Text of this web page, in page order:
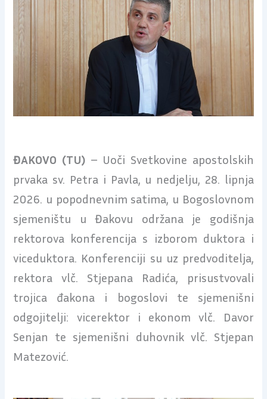
ĐAKOVO (TU) – Uoči Svetkovine apostolskih
prvaka sv. Petra i Pavla, u nedjelju, 28. lipnja
2026. u popodnevnim satima, u Bogoslovnom
sjemeništu u Đakovu održana je godišnja
rektorova konferencija s izborom duktora i
viceduktora. Konferenciji su uz predvoditelja,
rektora vlč. Stjepana Radića, prisustvovali
trojica đakona i bogoslovi te sjemenišni
odgojitelji: vicerektor i ekonom vlč. Davor
Senjan te sjemenišni duhovnik vlč. Stjepan
Matezović.